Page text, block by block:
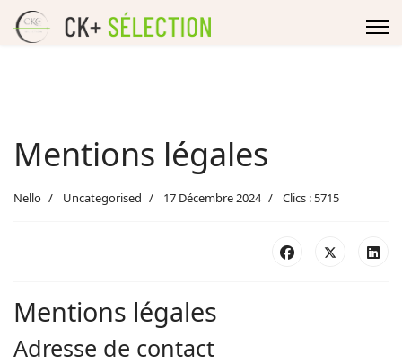
Mentions légales
Nello Uncategorised 17 Décembre 2024 Clics : 5715
Mentions légales
Adresse de contact